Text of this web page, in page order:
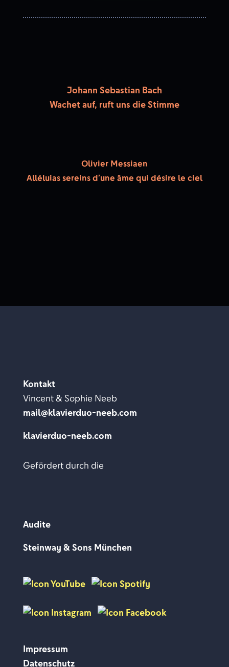
Johann Sebastian Bach
Wachet auf, ruft uns die Stimme
Olivier Messiaen
Alléluias sereins d’une âme qui désire le ciel
Kontakt
Vincent & Sophie Neeb
mail@klavierduo-neeb.com
klavierduo-neeb.com
Gefördert durch die
Audite
Steinway & Sons München
Impressum
Datenschutz